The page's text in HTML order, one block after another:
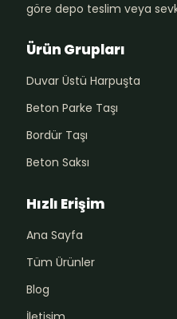
göre depo teslim veya
Ürün Grupları
Duvar Üstü Harpuşta
Beton Parke Taşı
Bordür Taşı
Beton Saksı
Hızlı Erişim
Ana Sayfa
Tüm Ürünler
Blog